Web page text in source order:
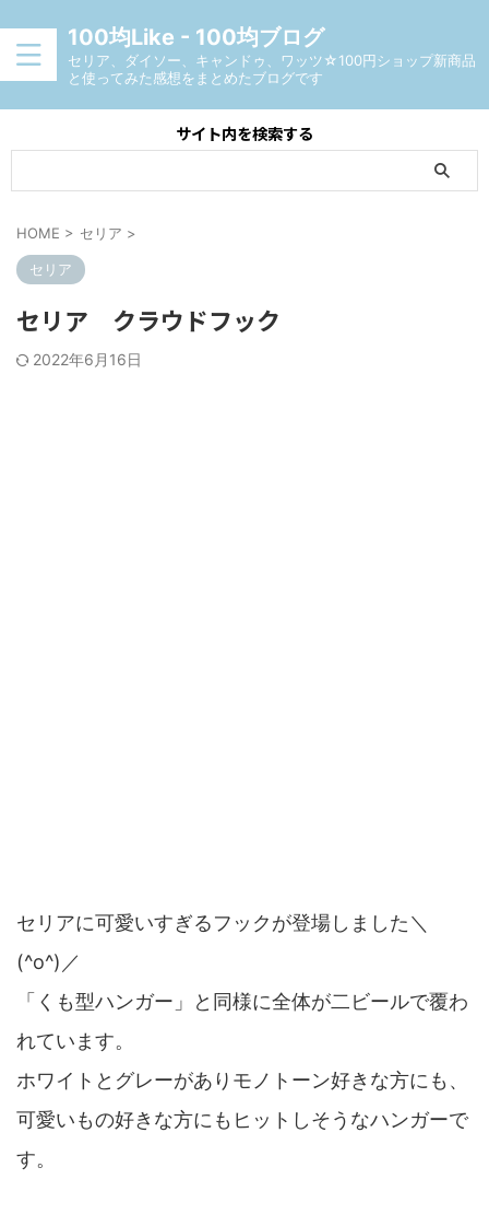
100均Like - 100均ブログ
セリア、ダイソー、キャンドゥ、ワッツ☆100円ショップ新商品
と使ってみた感想をまとめたブログです
サイト内を検索する
HOME > セリア >
セリア
セリア クラウドフック
2022年6月16日
セリアに可愛いすぎるフックが登場しました＼
(^o^)／
「くも型ハンガー」と同様に全体が二ビールで覆わ
れています。
ホワイトとグレーがありモノトーン好きな方にも、
可愛いもの好きな方にもヒットしそうなハンガーで
す。